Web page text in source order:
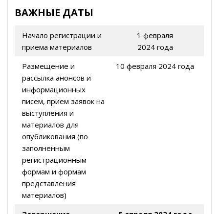
ВАЖНЫЕ ДАТЫ
Начало регистрации и
приема материалов
1 февраля
2024 года
Размещение и
рассылка анонсов и
информационных
писем, прием заявок на
выступления и
материалов для
опубликования (по
заполненным
регистрационным
формам и формам
представления
материалов)
10 февраля 2024 года